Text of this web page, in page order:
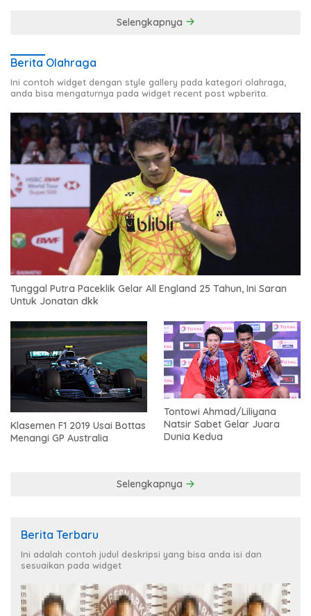
Selengkapnya
Berita Olahraga
Ini contoh widget dengan style gallery pada kategori olahraga,
anda bisa mengaturnya pada widget recent post wpberita.
Tunggal Putra Paceklik Gelar All England 25 Tahun, Ini Saran
Untuk Jonatan dkk
Klasemen F1 2019 Usai Bottas
Menangi GP Australia
Tontowi Ahmad/Liliyana
Natsir Sabet Gelar Juara
Dunia Kedua
Selengkapnya
Berita Terbaru
Ini adalah contoh judul deskripsi yang bisa anda isi dan
sesuaikan pada widget